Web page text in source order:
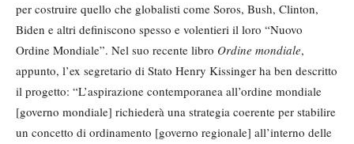
per costruire quello che globalisti come Soros, Bush, Clinton,
Biden e altri definiscono spesso e volentieri il loro “Nuovo
Ordine Mondiale”. Nel suo recente libro Ordine mondiale,
appunto, l’ex segretario di Stato Henry Kissinger ha ben descritto
il progetto: “L’aspirazione contemporanea all’ordine mondiale
[governo mondiale] richiederà una strategia coerente per stabilire
un concetto di ordinamento [governo regionale] all’interno delle